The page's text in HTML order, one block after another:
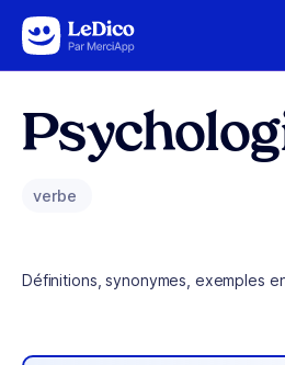
Aller au contenu
verbe
Définitions, synonymes, exemples